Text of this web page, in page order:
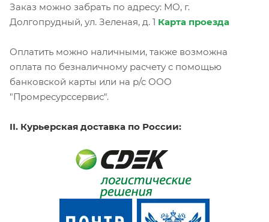
Заказ можно забрать по адресу: МО, г.
Долгопрудный, ул. Зеленая, д. 1 Карта проезда
Оплатить можно наличными, также возможна
оплата по безналичному расчету с помощью
банковской карты или на р/с ООО
"Промресурссервис".
II. Курьерская доставка по России: